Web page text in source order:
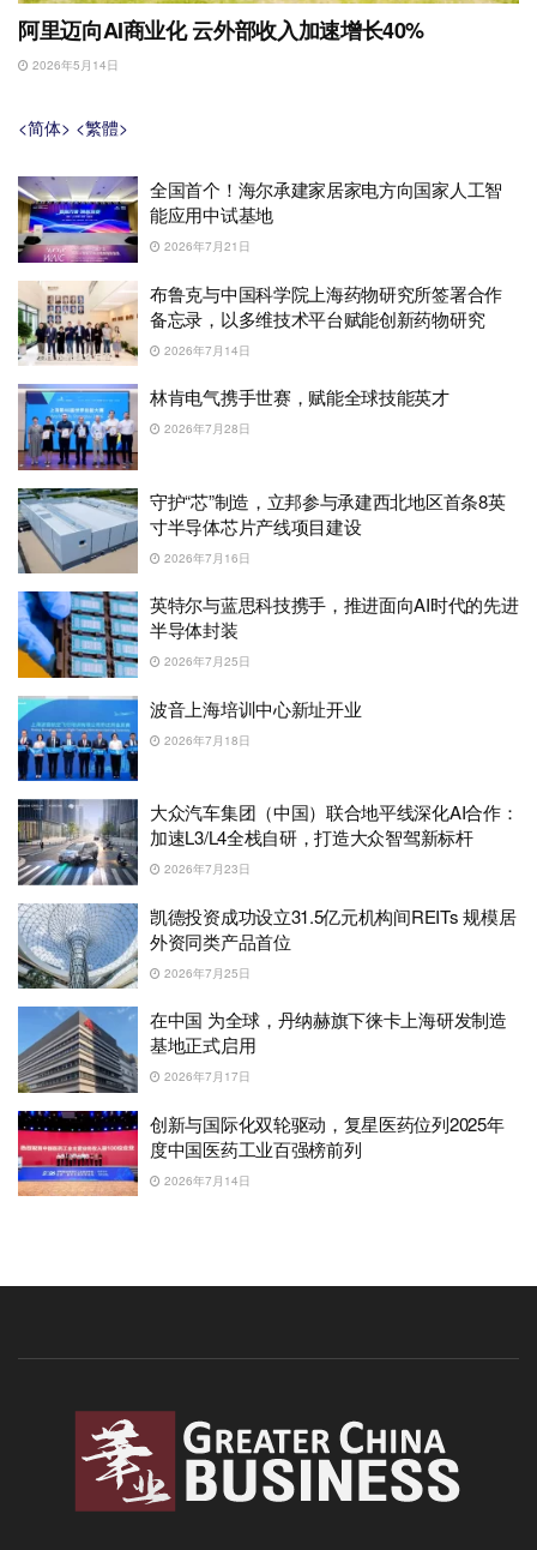
阿里迈向AI商业化 云外部收入加速增长40%
2026年5月14日
<简体> <繁體>
全国首个！海尔承建家居家电方向国家人工智
能应用中试基地
2026年7月21日
布鲁克与中国科学院上海药物研究所签署合作
备忘录，以多维技术平台赋能创新药物研究
2026年7月14日
林肯电气携手世赛，赋能全球技能英才
2026年7月28日
守护“芯”制造，立邦参与承建西北地区首条8英
寸半导体芯片产线项目建设
2026年7月16日
英特尔与蓝思科技携手，推进面向AI时代的先进
半导体封装
2026年7月25日
波音上海培训中心新址开业
2026年7月18日
大众汽车集团（中国）联合地平线深化AI合作：
加速L3/L4全栈自研，打造大众智驾新标杆
2026年7月23日
凯德投资成功设立31.5亿元机构间REITs 规模居
外资同类产品首位
2026年7月25日
在中国 为全球，丹纳赫旗下徕卡上海研发制造
基地正式启用
2026年7月17日
创新与国际化双轮驱动，复星医药位列2025年
度中国医药工业百强榜前列
2026年7月14日